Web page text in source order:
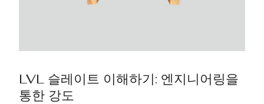
LVL 슬레이트 이해하기: 엔지니어링을
통한 강도